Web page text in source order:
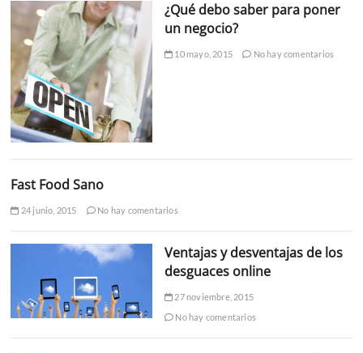
¿Qué debo saber para poner
un negocio?
10 mayo, 2015 No hay comentarios
Fast Food Sano
24 junio, 2015 No hay comentarios
Ventajas y desventajas de los
desguaces online
27 noviembre, 2015
No hay comentarios